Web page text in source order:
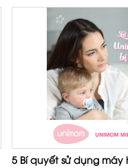
5 Bí quyết sử dụng máy